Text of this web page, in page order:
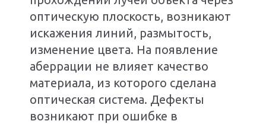
оптическую плоскость, возникают
искажения линий, размытость,
изменение цвета. На появление
аберрации не влияет качество
материала, из которого сделана
оптическая система. Дефекты
возникают при ошибке в